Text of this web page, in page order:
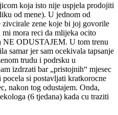
koja isto nije uspjela prodojiti
od mene). U jednom od
zene koje bi joj govorile
mi mora reci da mlijeka ocito
NE ODUSTAJEM. U tom trenu
samar jer sam ocekivala tapsanje
trudu i podrsku u
izdrzati bar „pristojnih“ mjesec
si postavljati kratkorocne
nakon tog odustajem. Onda,
(6 tjedana) kada cu traziti